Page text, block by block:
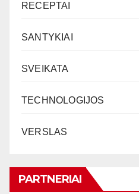
RECEPTAI
SANTYKIAI
SVEIKATA
TECHNOLOGIJOS
VERSLAS
PARTNERIAI